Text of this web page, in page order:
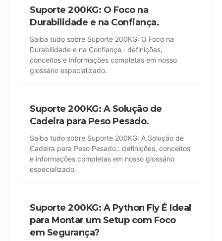
Suporte 200KG: O Foco na
Durabilidade e na Confiança.
Saiba tudo sobre Suporte 200KG: O Foco na
Durabilidade e na Confiança.: definições,
conceitos e informações completas em nosso
glossário especializado.
Suporte 200KG: A Solução de
Cadeira para Peso Pesado.
Saiba tudo sobre Suporte 200KG: A Solução de
Cadeira para Peso Pesado.: definições, conceitos
e informações completas em nosso glossário
especializado.
Suporte 200KG: A Python Fly É Ideal
para Montar um Setup com Foco
em Segurança?